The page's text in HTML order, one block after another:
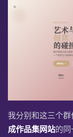
我分别和这三个
成作品集网站的